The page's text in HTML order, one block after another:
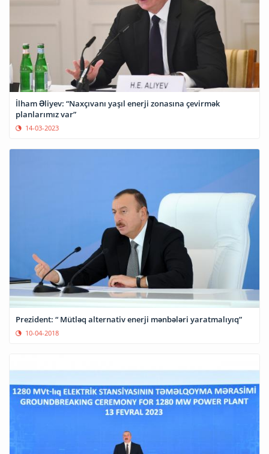
İlham Əliyev: “Naxçıvanı yaşıl enerji zonasına çevirmək
planlarımız var”
14-03-2023
Prezident: “ Mütləq alternativ enerji mənbələri yaratmalıyıq”
10-04-2018